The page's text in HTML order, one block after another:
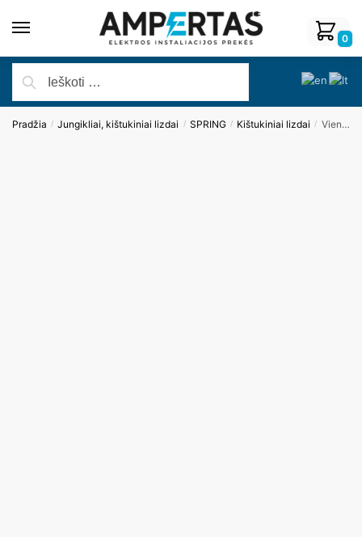
0
Pradžia / Jungikliai, kištukiniai lizdai / SPRING / Kištukiniai lizdai / Vienvietis kištukinis lizdas su įžeminimu, su plastikiniu rėmeliu (juodas)